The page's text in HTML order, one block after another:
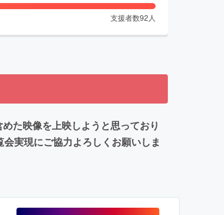
支援者数92 人
た映像を上映しようと思っており
実現にご協力よろしくお願いしま